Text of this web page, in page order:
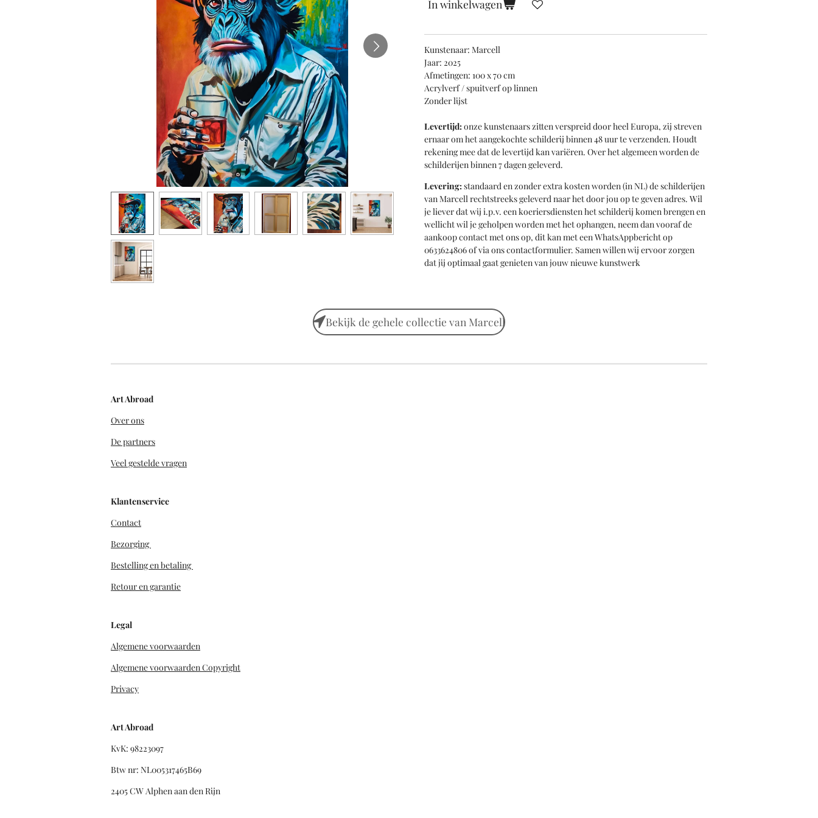
In winkelwagen
Kunstenaar: Marcell
Jaar: 2025
Afmetingen: 100 x 70 cm
Acrylverf / spuitverf op linnen
Zonder lijst
Levertijd:onze kunstenaars zitten verspreid door heel Europa, zij streven
ernaar om het aangekochte schilderij binnen 48 uur te verzenden. Houdt
rekening mee dat de levertijd kan variëren. Over het algemeen worden de
schilderijen binnen 7 dagen geleverd.
Levering:standaard en zonder extra kosten worden (in NL) de schilderijen
van Marcell rechtstreeks geleverd naar het door jou op te geven adres. Wil
je liever dat wij i.p.v. een koeriersdiensten het schilderij komen brengen en
wellicht wil je geholpen worden met het ophangen, neem dan vooraf de
aankoop contact met ons op, dit kan met een WhatsAppbericht op
0633624806 of via ons contactformulier. Samen willen wij ervoor zorgen
dat jij optimaal gaat genieten van jouw nieuwe kunstwerk
Bekijk de gehele collectie van Marcell
Art Abroad
Over ons
De partners
Veel gestelde vragen
Klantenservice
Contact
Bezorging
Bestelling en betaling
Retour en garantie
Legal
Algemene voorwaarden
Algemene voorwaarden Copyright
Privacy
Art Abroad
KvK: 98223097
Btw nr: NL005317465B69
2405 CW Alphen aan den Rijn